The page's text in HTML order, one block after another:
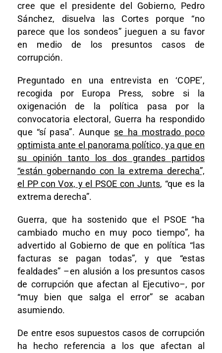
cree que el presidente del Gobierno, Pedro
Sánchez, disuelva las Cortes porque “no
parece que los sondeos” jueguen a su favor
en medio de los presuntos casos de
corrupción.
Preguntado en una entrevista en ‘COPE’,
recogida por Europa Press, sobre si la
oxigenación de la política pasa por la
convocatoria electoral, Guerra ha respondido
que “sí pasa”. Aunque se ha mostrado poco
optimista ante el panorama político, ya que en
su opinión tanto los dos grandes partidos
“están gobernando con la extrema derecha”,
el PP con Vox, y el PSOE con Junts, “que es la
extrema derecha”.
Guerra, que ha sostenido que el PSOE “ha
cambiado mucho en muy poco tiempo”, ha
advertido al Gobierno de que en política “las
facturas se pagan todas”, y que “estas
fealdades” –en alusión a los presuntos casos
de corrupción que afectan al Ejecutivo–, por
“muy bien que salga el error” se acaban
asumiendo.
De entre esos supuestos casos de corrupción
ha hecho referencia a los que afectan al